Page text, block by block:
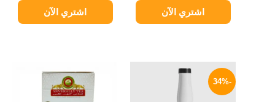
اشتري الآن اشتري الآن
-34%
السعر
الأصلي
السعر: